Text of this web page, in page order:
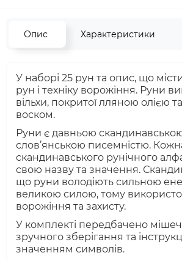
Опис Характеристики
У наборі 25 рун та опис, що
рун і техніку ворожіння. Руни
вільхи, покритої лляною олією
воском.
Руни є давньою
слов’янською писемністю.
скандинавського рунічного
свою назву та значення.
що руни володіють сильною
великою силою, тому
ворожіння та захисту.
У комплекті передбачено
зручного зберігання та
значенням символів.